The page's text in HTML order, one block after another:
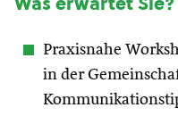
Praxisnahe
in der